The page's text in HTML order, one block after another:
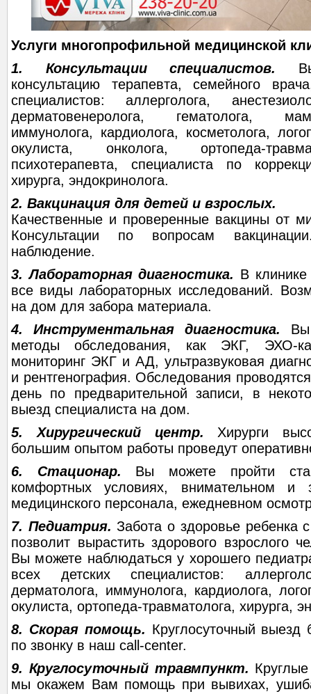
Услуги многопрофильной медицинской
1. Консультации специалистов.
Вы
консультацию терапевта, семейного
специалистов: аллерголога,
дерматовенеролога, гематолога,
иммунолога, кардиолога, косметолога,
окулиста, онколога, ортопеда-
психотерапевта, специалиста по
хирурга, эндокринолога.
2. Вакцинация для детей и взрослых.
Качественные и проверенные вакцины от
Консультации по вопросам
наблюдение.
3. Лабораторная диагностика. В
все виды лабораторных исследований.
на дом для забора материала.
4. Инструментальная диагностика. Вы
методы обследования, как ЭКГ, ЭХО-
мониторинг ЭКГ и АД, ультразвуковая
и рентгенография. Обследования
день по предварительной записи, в
выезд специалиста на дом.
5. Хирургический центр. Хирурги
большим опытом работы проведут
6. Стационар. Вы можете пройти
комфортных условиях, внимательном и
медицинского персонала, ежедневном
7. Педиатрия.Забота о здоровье ребенка
позволит вырастить здорового взрослого
Вы можете наблюдаться у хорошего
всех детских специалистов:
дерматолога, иммунолога, кардиолога,
окулиста, ортопеда-травматолога, хирурга,
8. Скорая помощь. Круглосуточный
по звонку в наш call-center.
9. Круглосуточный травмпункт.
мы окажем Вам помощь при вывихах,